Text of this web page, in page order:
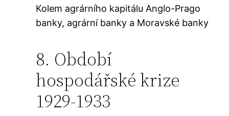
Kolem agrárního kapitálu Anglo-Prago
banky, agrární banky a Moravské banky
8. Období
hospodářské krize
1929-1933